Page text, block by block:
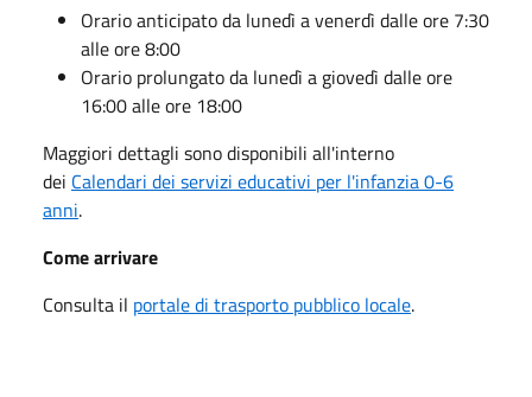
Orario anticipato da lunedì a venerdì dalle ore 7:30
alle ore 8:00
Orario prolungato da lunedì a giovedì dalle ore
16:00 alle ore 18:00
Maggiori dettagli sono disponibili all'interno
dei Calendari dei servizi educativi per l'infanzia 0-6
anni.
Come arrivare
Consulta il portale di trasporto pubblico locale.